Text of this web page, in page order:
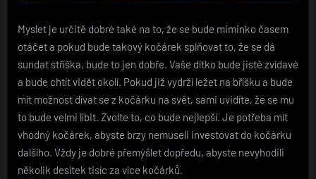
Myslet je určitě dobré také na to, že se bude miminko časem
otáčet a pokud bude takový kočárek splňovat to, že se dá
sundat stříška, bude to jen dobře. Vaše dítko bude jistě zvídavé
a bude chtít vidět okolí. Pokud již vydrží ležet na bříšku a bude
mít možnost dívat se z kočárku na svět, sami uvidíte, že se mu
to bude velmi líbit. Zvolte to, co bude nejlepší. Je potřeba mít
vhodný kočárek, abyste brzy nemuseli investovat do kočárku
dalšího. Vždy je dobré přemýšlet dopředu, abyste nevyhodili
několik desítek tisíc za více kočárků.